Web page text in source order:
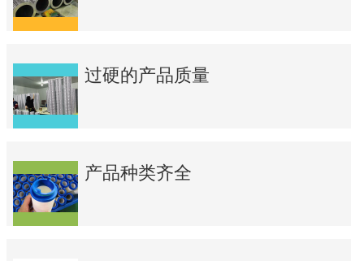
过硬的产品质量
产品种类齐全